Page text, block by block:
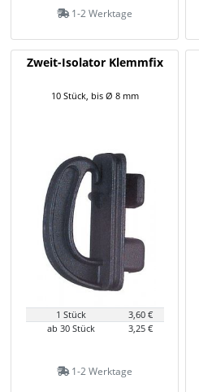
1-2 Werktage
Zweit-Isolator Klemmfix
10 Stück, bis Ø 8 mm
1 Stück
3,60 €
ab 30 Stück
3,25 €
1-2 Werktage